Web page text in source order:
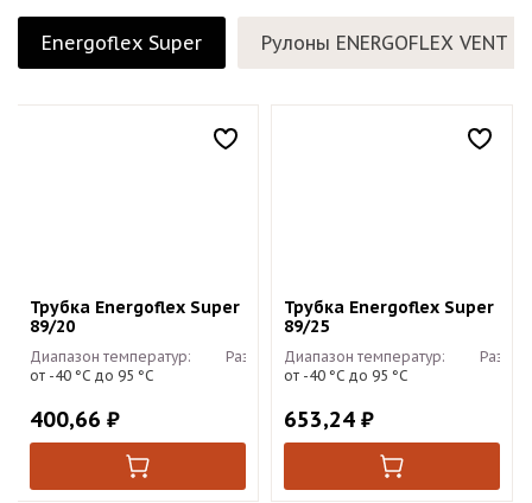
Energoflex Super Рулоны ENERGOFLEX VENT
Трубка Energoflex Super
89/20
Диапазон температур:
от -40 °С до 95 °С
Размер: 2м
400,66 ₽
Трубка Energoflex Super
89/25
Диапазон температур:
от -40 °С до 95 °С
653,24 ₽